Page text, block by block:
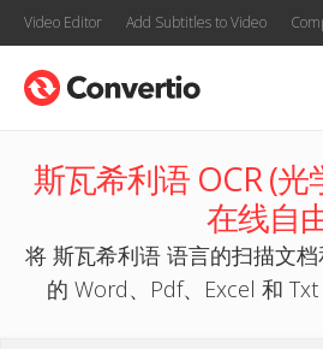
Video Editor Add Subtitles to Video
斯瓦希利语 OCR (光
在线自
将 斯瓦希利语 语言的扫描文
的 Word、Pdf、Excel 和